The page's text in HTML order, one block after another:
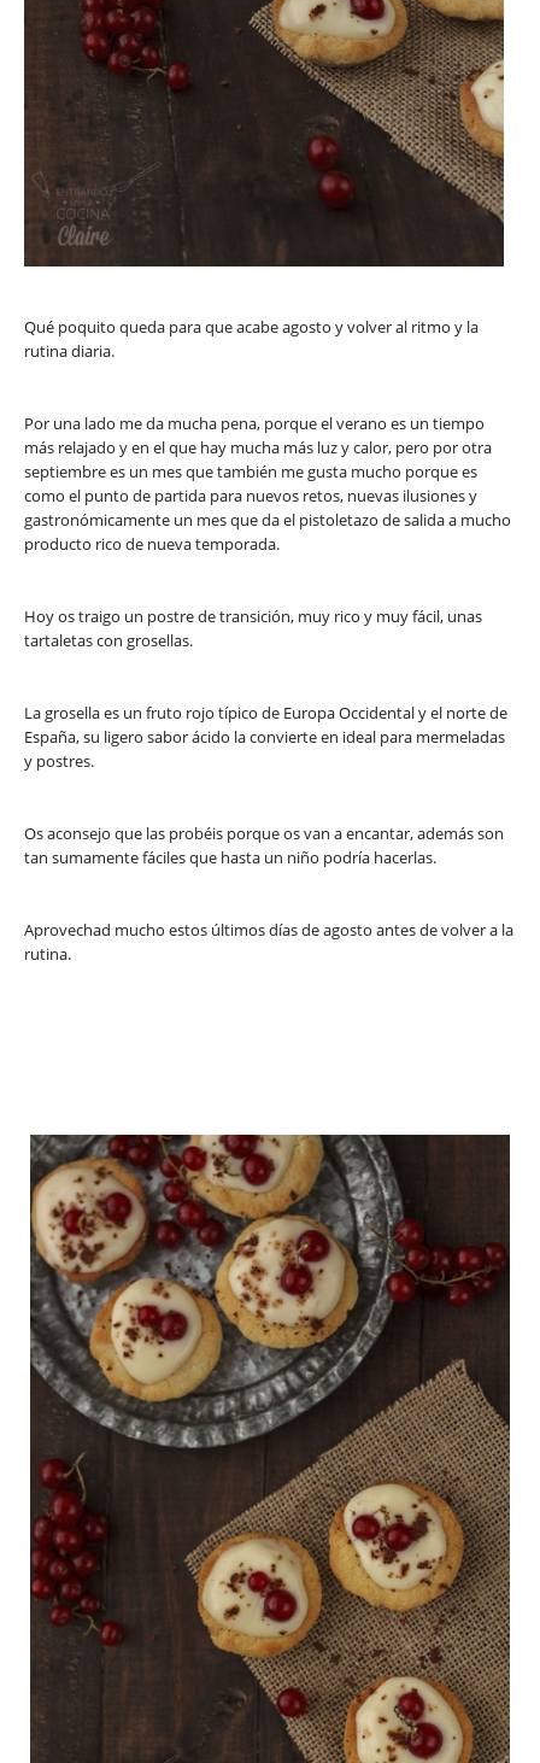
Qué poquito queda para que acabe agosto y volver al ritmo y la
rutina diaria.
Por una lado me da mucha pena, porque el verano es un tiempo
más relajado y en el que hay mucha más luz y calor, pero por otra
septiembre es un mes que también me gusta mucho porque es
como el punto de partida para nuevos retos, nuevas ilusiones y
gastronómicamente un mes que da el pistoletazo de salida a mucho
producto rico de nueva temporada.
Hoy os traigo un postre de transición, muy rico y muy fácil, unas
tartaletas con grosellas.
La grosella es un fruto rojo típico de Europa Occidental y el norte de
España, su ligero sabor ácido la convierte en ideal para mermeladas
y postres.
Os aconsejo que las probéis porque os van a encantar, además son
tan sumamente fáciles que hasta un niño podría hacerlas.
Aprovechad mucho estos últimos días de agosto antes de volver a la
rutina.